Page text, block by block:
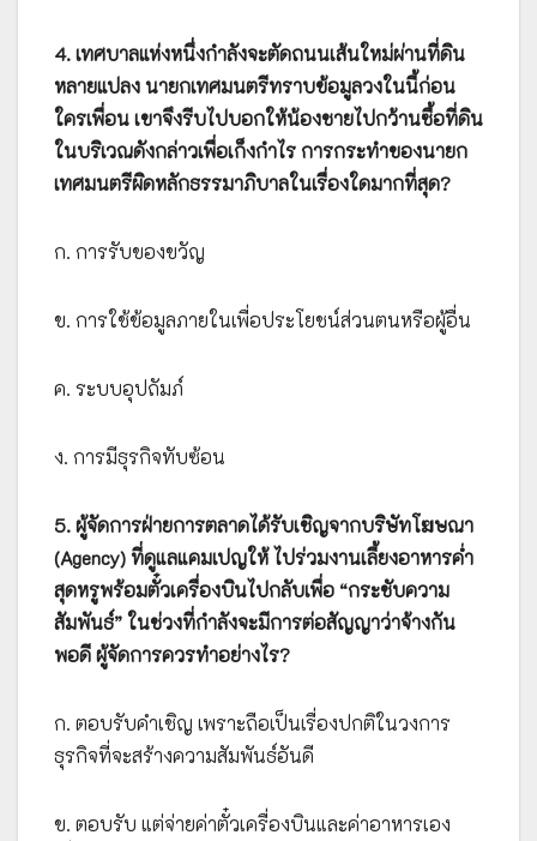
4. เทศบาลแห่งหนึ่งกำลังจะตัดถนนเส้นใหม่ผ่านที่ดิน
หลายแปลง นายกเทศมนตรีทราบข้อมูลวงในนี้ก่อน
ใครเพื่อน เขาจึงรีบไปบอกให้น้องชายไปกว้านซื้อที่ดิน
ในบริเวณดังกล่าวเพื่อเก็งกำไร การกระทำของนายก
เทศมนตรีผิดหลักธรรมาภิบาลในเรื่องใดมากที่สุด?
ก. การรับของขวัญ
ข. การใช้ข้อมูลภายในเพื่อประโยชน์ส่วนตนหรือผู้อื่น
ค. ระบบอุปถัมภ์
ง. การมีธุรกิจทับซ้อน
5. ผู้จัดการฝ่ายการตลาดได้รับเชิญจากบริษัทโฆษณา
(Agency) ที่ดูแลแคมเปญให้ ไปร่วมงานเลี้ยงอาหารค่ำ
สุดหรูพร้อมตั๋วเครื่องบินไปกลับเพื่อ “กระชับความ
สัมพันธ์” ในช่วงที่กำลังจะมีการต่อสัญญาว่าจ้างกัน
พอดี ผู้จัดการควรทำอย่างไร?
ก. ตอบรับคำเชิญ เพราะถือเป็นเรื่องปกติในวงการ
ธุรกิจที่จะสร้างความสัมพันธ์อันดี
ข. ตอบรับ แต่จ่ายค่าตั๋วเครื่องบินและค่าอาหารเอง